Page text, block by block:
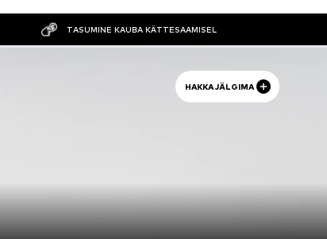
TASUMINE KAUBA KÄTTESAAMISEL
HAKKA JÄLGIMA